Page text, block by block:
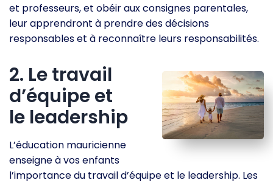
et professeurs, et obéir aux consignes parentales,
leur apprendront à prendre des décisions
responsables et à reconnaître leurs responsabilités.
2. Le travail
d’équipe et
le leadership
L’éducation mauricienne
enseigne à vos enfants
l’importance du travail d’équipe et le leadership. Les